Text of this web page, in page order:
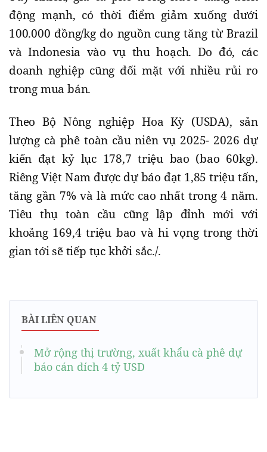
động mạnh, có thời điểm giảm xuống dưới
100.000 đồng/kg do nguồn cung tăng từ Brazil
và Indonesia vào vụ thu hoạch. Do đó, các
doanh nghiệp cũng đối mặt với nhiều rủi ro
trong mua bán.
Theo Bộ Nông nghiệp Hoa Kỳ (USDA), sản
lượng cà phê toàn cầu niên vụ 2025- 2026 dự
kiến đạt kỷ lục 178,7 triệu bao (bao 60kg).
Riêng Việt Nam được dự báo đạt 1,85 triệu tấn,
tăng gần 7% và là mức cao nhất trong 4 năm.
Tiêu thụ toàn cầu cũng lập đỉnh mới với
khoảng 169,4 triệu bao và hi vọng trong thời
gian tới sẽ tiếp tục khởi sắc./.
BÀI LIÊN QUAN
Mở rộng thị trường, xuất khẩu cà phê dự
báo cán đích 4 tỷ USD